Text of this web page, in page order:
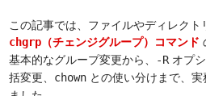
この記事では、ファイルやディレク
chgrp （チェンジグループ）コマンド
基本的なグループ変更から、
-R オプ
括変更、
chown との使い分けまで、